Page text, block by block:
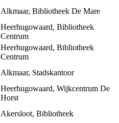
Alkmaar, Bibliotheek De Mare
Heerhugowaard, Bibliotheek
Centrum
Heerhugowaard, Bibliotheek
Centrum
Alkmaar, Stadskantoor
Heerhugowaard, Wijkcentrum De
Horst
Akersloot, Bibliotheek